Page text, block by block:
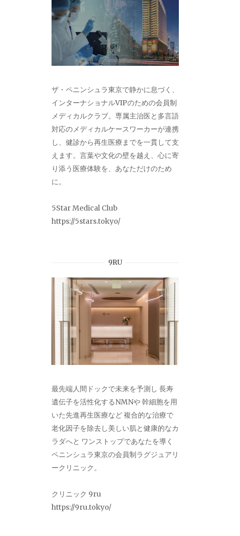
ザ・ペニンシュラ東京で静かに息づく、
インターナショナルVIPのための会員制
メディカルクラブ。専属主治医と多言語
対応のメディカルケースワーカーが連携
し、健診から再生医療までを一貫して支
えます。言葉や文化の壁を越え、心に寄
り添う医療体験を、あなただけのため
に。
5Star Medical Club
https://5stars.tokyo/
9RU
最先端人間ドックで未来を予測し 長寿
遺伝子を活性化するNMNや 幹細胞を用
いた先進再生医療など 複合的な治療で
老化因子を除去し美しい肌と健康的なカ
ラダへと ワンストップであなたを導く
ペニンシュラ東京の会員制ラグジュアリ
ークリニック。
クリニック 9ru
https://9ru.tokyo/